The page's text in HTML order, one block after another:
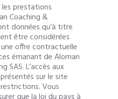
prestations
Coaching &
données qu’à titre
être considérées
offre contractuelle
émanant de Aloman
SAS. L’accès aux
sur le site
Vous